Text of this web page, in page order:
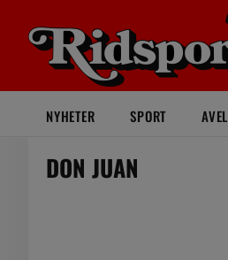
NYHETER SPORT AVEL
DON JUAN